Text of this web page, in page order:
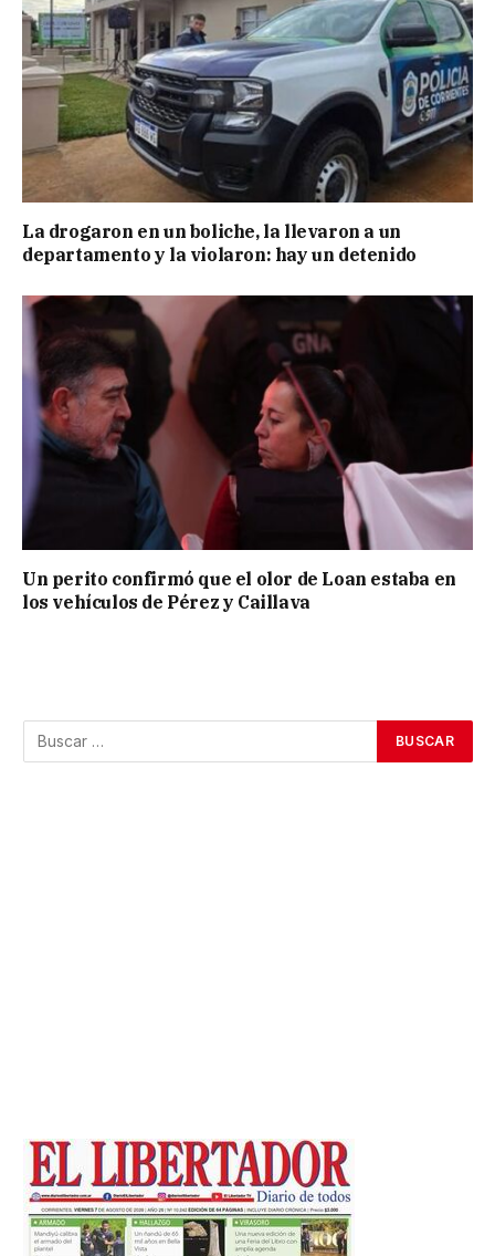
La drogaron en un boliche, la llevaron a un
departamento y la violaron: hay un detenido
Un perito confirmó que el olor de Loan estaba en
los vehículos de Pérez y Caillava